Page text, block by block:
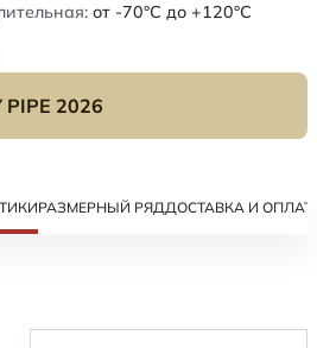
от -70°C до +120°C
PIPE 2026
РАЗМЕРНЫЙ РЯДДОСТАВКА И